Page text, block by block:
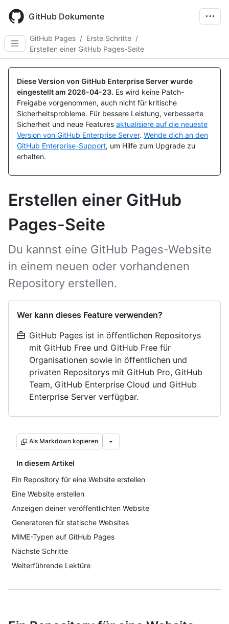
main
content
GitHub Dokumente
GitHub Pages / Erste Schritte /
Erstellen einer GitHub Pages-Seite
Diese Version von GitHub Enterprise Server wurde
eingestellt am 2026-04-23. Es wird keine Patch-
Freigabe vorgenommen, auch nicht für kritische
Sicherheitsprobleme. Für bessere Leistung, verbesserte
Sicherheit und neue Features aktualisiere auf die neueste
Version von GitHub Enterprise Server. Wende dich an den
GitHub Enterprise-Support, um Hilfe zum Upgrade zu
erhalten.
Erstellen einer GitHub
Pages-Seite
Du kannst eine GitHub Pages-Website
in einem neuen oder vorhandenen
Repository erstellen.
Wer kann dieses Feature verwenden?
GitHub Pages ist in öffentlichen Repositorys
mit GitHub Free und GitHub Free für
Organisationen sowie in öffentlichen und
privaten Repositorys mit GitHub Pro, GitHub
Team, GitHub Enterprise Cloud und GitHub
Enterprise Server verfügbar.
Als Markdown kopieren
In diesem Artikel
Ein Repository für eine Website erstellen
Eine Website erstellen
Anzeigen deiner veröffentlichten Website
Generatoren für statische Websites
MIME-Typen auf GitHub Pages
Nächste Schritte
Weiterführende Lektüre